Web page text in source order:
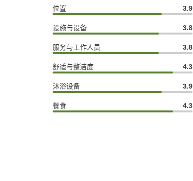
位置 3.9
设施与设备 3.8
服务与工作人员 3.8
舒适与整洁度 4.3
沐浴设备 3.9
餐食 4.3